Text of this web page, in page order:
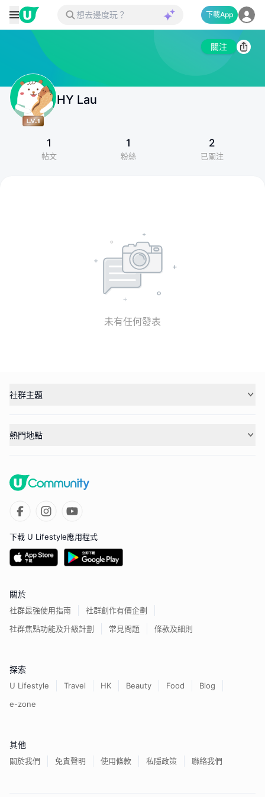
下載App
關注
HY Lau
1
帖文
1
粉絲
2
已關注
未有任何發表
社群主題
熱門地點
下載 U Lifestyle應用程式
關於
社群最強使用指南
社群創作有價企劃
社群焦點功能及升級計劃
常見問題 條款及細則
探索
U Lifestyle Travel HK Beauty Food
Blog
e-zone
其他
關於我們 免責聲明 使用條款 私隱政策 聯絡我們